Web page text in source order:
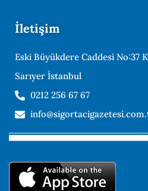
İletişim
Eski Büyükdere Caddesi No:37
Sarıyer İstanbul
0212 256 67 67